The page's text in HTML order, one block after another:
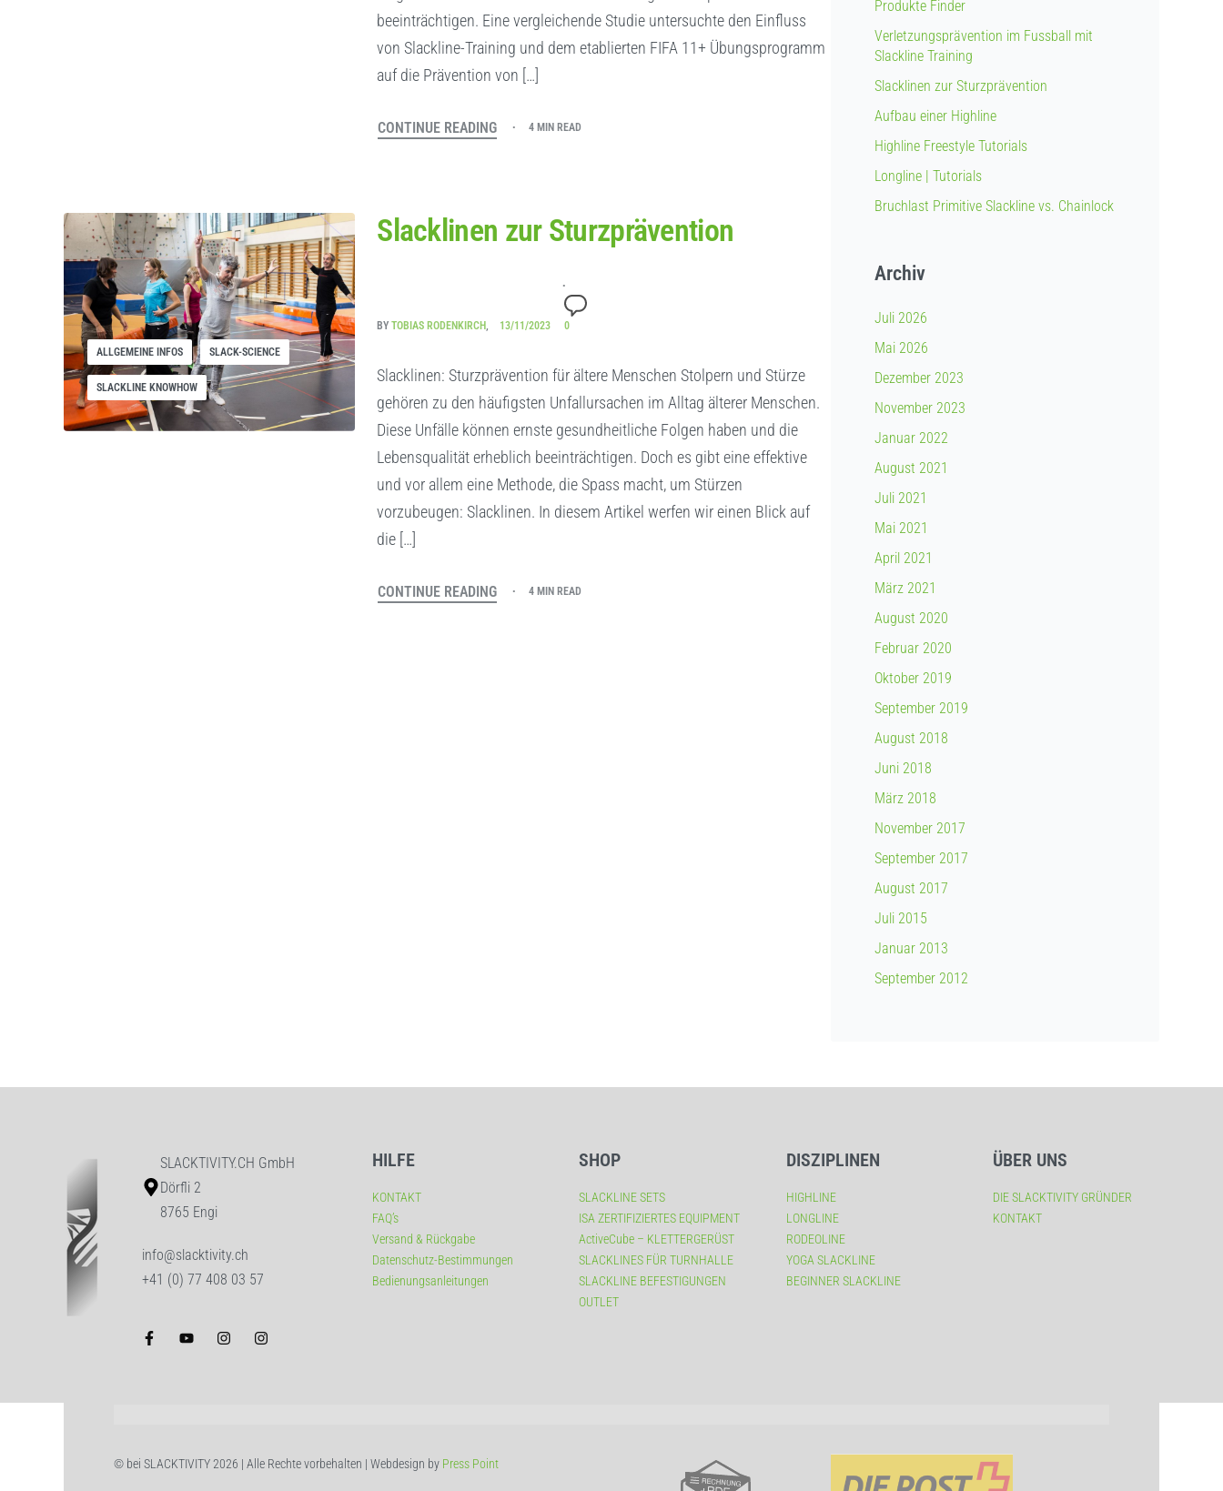
beeinträchtigen. Eine vergleichende Studie untersuchte den Einfluss
von Slackline-Training und dem etablierten FIFA 11+ Übungsprogramm
auf die Prävention von […]
CONTINUE READING 4 MIN READ
ALLGEMEINE INFOS SLACK-SCIENCE
SLACKLINE KNOWHOW
Slacklinen zur Sturzprävention
BYTOBIAS RODENKIRCH 13/11/2023 0
Slacklinen: Sturzprävention für ältere Menschen Stolpern und Stürze
gehören zu den häufigsten Unfallursachen im Alltag älterer Menschen.
Diese Unfälle können ernste gesundheitliche Folgen haben und die
Lebensqualität erheblich beeinträchtigen. Doch es gibt eine effektive
und vor allem eine Methode, die Spass macht, um Stürzen
vorzubeugen: Slacklinen. In diesem Artikel werfen wir einen Blick auf
die […]
CONTINUE READING 4 MIN READ
Produkte Finder
Verletzungsprävention im Fussball mit
Slackline Training
Slacklinen zur Sturzprävention
Aufbau einer Highline
Highline Freestyle Tutorials
Longline | Tutorials
Bruchlast Primitive Slackline vs. Chainlock
Archiv
Juli 2026
Mai 2026
Dezember 2023
November 2023
Januar 2022
August 2021
Juli 2021
Mai 2021
April 2021
März 2021
August 2020
Februar 2020
Oktober 2019
September 2019
August 2018
Juni 2018
März 2018
November 2017
September 2017
August 2017
Juli 2015
Januar 2013
September 2012
SLACKTIVITY.CH GmbH
Dörfli 2
8765 Engi
info@slacktivity.ch
+41 (0) 77 408 03 57
HILFE
KONTAKT
FAQ’s
Versand & Rückgabe
Datenschutz-Bestimmungen
Bedienungsanleitungen
SHOP
SLACKLINE SETS
ISA ZERTIFIZIERTES EQUIPMENT
ActiveCube – KLETTERGERÜST
SLACKLINES FÜR TURNHALLE
SLACKLINE BEFESTIGUNGEN
OUTLET
DISZIPLINEN
HIGHLINE
LONGLINE
RODEOLINE
YOGA SLACKLINE
BEGINNER SLACKLINE
ÜBER UNS
DIE SLACKTIVITY GRÜNDER
KONTAKT
© bei SLACKTIVITY 2026 | Alle Rechte vorbehalten | Webdesign by Press Point